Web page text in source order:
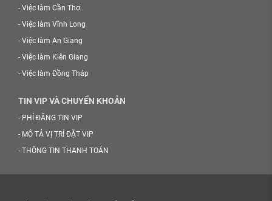
- Việc làm Cần Thơ
- Việc làm Vĩnh Long
- Việc làm An Giang
- Việc làm Kiên Giang
- Việc làm Đồng Tháp
TIN VIP VÀ CHUYỂN KHOẢN
- PHÍ ĐĂNG TIN VIP
- MÔ TẢ VỊ TRÍ ĐẶT VIP
- THÔNG TIN THANH TOÁN